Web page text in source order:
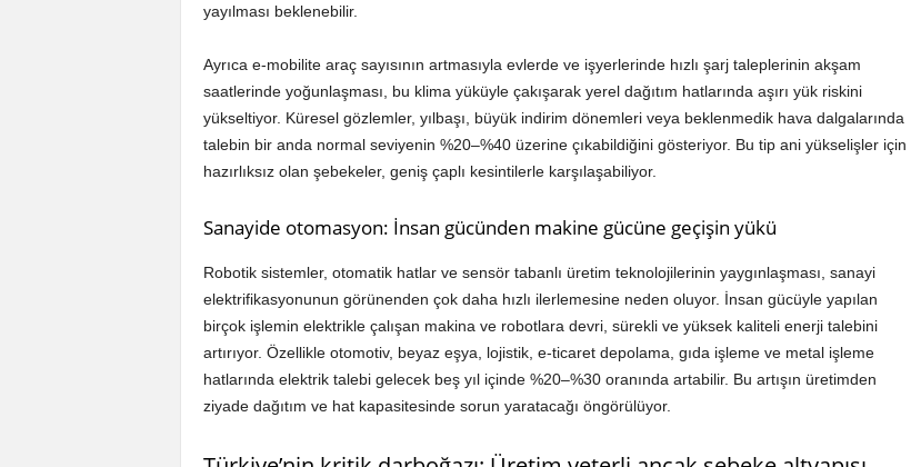
yayılması beklenebilir.
Ayrıca e-mobilite araç sayısının artmasıyla evlerde ve işyerlerinde hızlı şarj taleplerinin akşam
saatlerinde yoğunlaşması, bu klima yüküyle çakışarak yerel dağıtım hatlarında aşırı yük riskini
yükseltiyor. Küresel gözlemler, yılbaşı, büyük indirim dönemleri veya beklenmedik hava dalgalarında
talebin bir anda normal seviyenin %20–%40 üzerine çıkabildiğini gösteriyor. Bu tip ani yükselişler için
hazırlıksız olan şebekeler, geniş çaplı kesintilerle karşılaşabiliyor.
Sanayide otomasyon: İnsan gücünden makine gücüne geçişin yükü
Robotik sistemler, otomatik hatlar ve sensör tabanlı üretim teknolojilerinin yaygınlaşması, sanayi
elektrifikasyonunun görünenden çok daha hızlı ilerlemesine neden oluyor. İnsan gücüyle yapılan
birçok işlemin elektrikle çalışan makina ve robotlara devri, sürekli ve yüksek kaliteli enerji talebini
artırıyor. Özellikle otomotiv, beyaz eşya, lojistik, e-ticaret depolama, gıda işleme ve metal işleme
hatlarında elektrik talebi gelecek beş yıl içinde %20–%30 oranında artabilir. Bu artışın üretimden
ziyade dağıtım ve hat kapasitesinde sorun yaratacağı öngörülüyor.